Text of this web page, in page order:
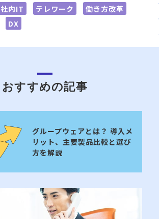
社内IT テレワーク
働き方改革
DX
おすすめの記事
グループウェアとは？ 導入メ
リット、主要製品比較と選び
方を解説